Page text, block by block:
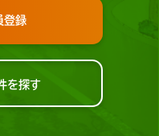
登録
を探す